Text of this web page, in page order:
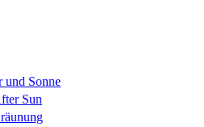
und Sonne
Sun